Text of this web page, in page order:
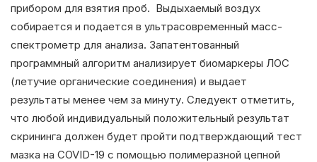
прибором для взятия проб. Выдыхаемый воздух
собирается и подается в ультрасовременный масс-
спектрометр для анализа. Запатентованный
программный алгоритм анализирует биомаркеры ЛОС
(летучие органические соединения) и выдает
результаты менее чем за минуту. Следуект отметить,
что любой индивидуальный положительный результат
скрининга должен будет пройти подтверждающий тест
мазка на COVID-19 с помощью полимеразной цепной